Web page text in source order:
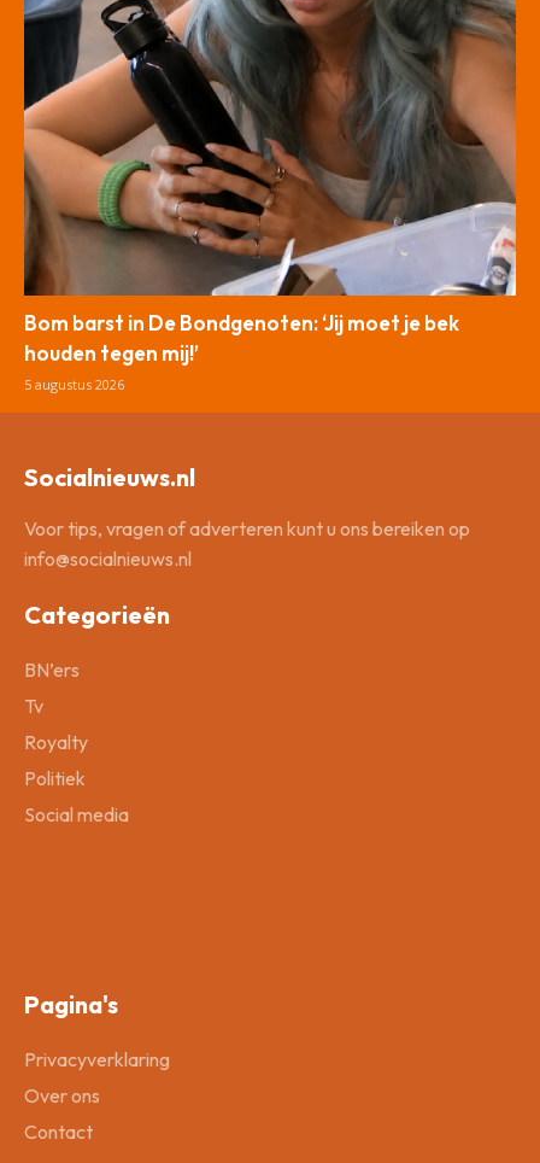
Bom barst in De Bondgenoten: ‘Jij moet je bek
houden tegen mij!’
5 augustus 2026
Socialnieuws.nl
Voor tips, vragen of adverteren kunt u ons bereiken op
info@socialnieuws.nl
Categorieën
BN’ers
Tv
Royalty
Politiek
Social media
Pagina's
Privacyverklaring
Over ons
Contact